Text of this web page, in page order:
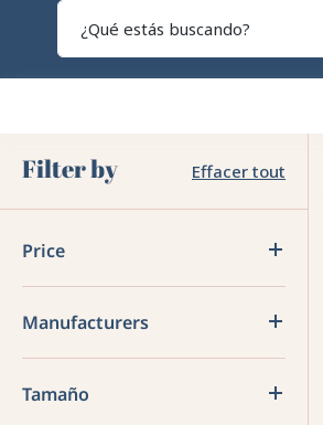
Filter by Effacer tout
Price
Manufacturers
Tamaño